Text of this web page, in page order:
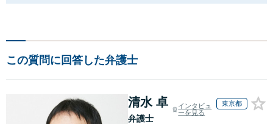
この質問に回答した弁護士
清水 卓
弁護士
インタビュ
ーを見る
東京都